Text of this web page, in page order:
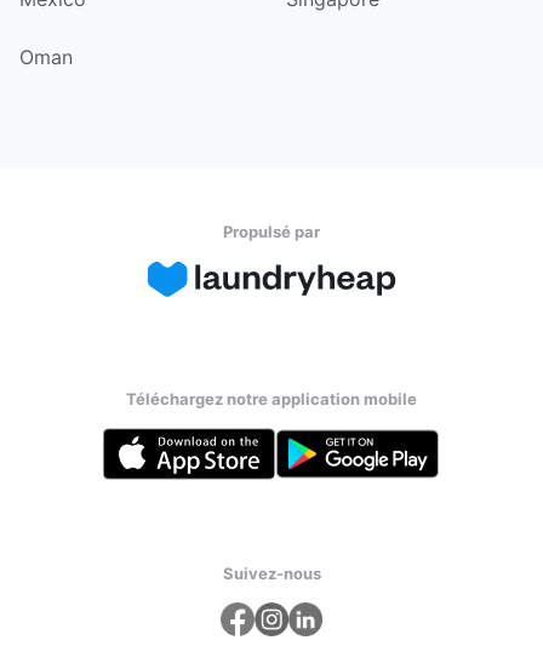
Oman
Propulsé par
Téléchargez notre application mobile
Suivez-nous